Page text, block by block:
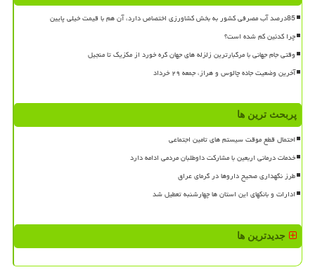
85درصد آب مصرفی کشور به بخش کشاورزی اختصاص دارد، آن هم با قیمت خیلی پایین
چرا کدئین کم شده است؟
وقتی جام جهانی با مرگبارترین زلزله های جهان گره خورد از مکزیک تا منجیل
آخرین وضعیت جاده چالوس و هراز، جمعه ۲۹ خرداد
پربحث ترین ها
احتمال قطع موقت سیستم های تامین اجتماعی
خدمات درمانی اربعین با مشارکت داوطلبان مردمی ادامه دارد
طرز نگهداری صحیح داروها در گرمای عراق
ادارات و بانکهای این استان ها چهارشنبه تعطیل شد
جدیدترین ها